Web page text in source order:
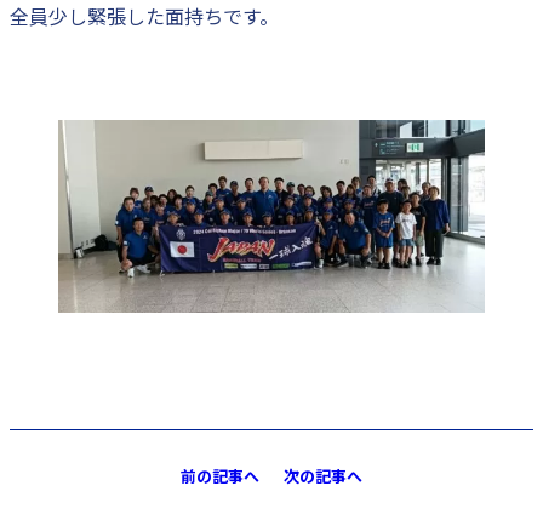
全員少し緊張した面持ちです。
前の記事へ 次の記事へ